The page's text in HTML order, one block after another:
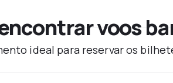
voos
ideal para reservar os